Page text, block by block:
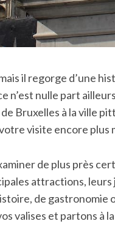
il regorge d’une
n’est nulle part
Bruxelles à la ville
visite encore plus
de plus près
attractions,
de
valises et partons à